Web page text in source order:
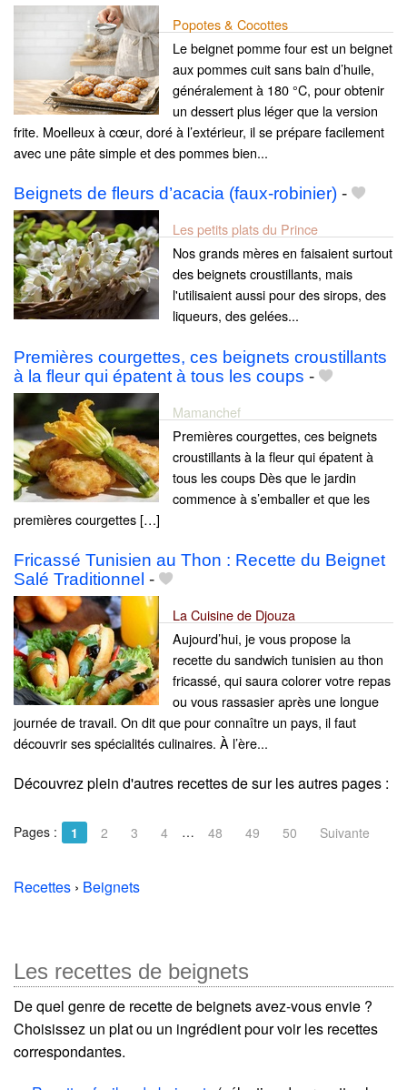
Popotes & Cocottes
Le beignet pomme four est un beignet
aux pommes cuit sans bain d’huile,
généralement à 180 °C, pour obtenir
un dessert plus léger que la version
frite. Moelleux à cœur, doré à l’extérieur, il se prépare facilement
avec une pâte simple et des pommes bien...
Beignets de fleurs d’acacia (faux‑robinier) -
Les petits plats du Prince
Nos grands mères en faisaient surtout
des beignets croustillants, mais
l'utilisaient aussi pour des sirops, des
liqueurs, des gelées...
Premières courgettes, ces beignets croustillants
à la fleur qui épatent à tous les coups -
Mamanchef
Premières courgettes, ces beignets
croustillants à la fleur qui épatent à
tous les coups Dès que le jardin
commence à s’emballer et que les
premières courgettes […]
Fricassé Tunisien au Thon : Recette du Beignet
Salé Traditionnel -
La Cuisine de Djouza
Aujourd’hui, je vous propose la
recette du sandwich tunisien au thon
fricassé, qui saura colorer votre repas
ou vous rassasier après une longue
journée de travail. On dit que pour connaître un pays, il faut
découvrir ses spécialités culinaires. À l’ère...
Découvrez plein d'autres recettes desur les autres pages :
Pages : 1 2 3 4 … 48 49 50 Suivante
Recettes › Beignets
Les recettes de beignets
De quel genre de recette de beignets avez-vous envie ?
Choisissez un plat ou un ingrédient pour voir les recettes
correspondantes.